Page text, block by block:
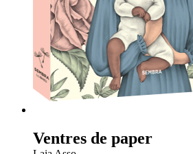
Ventres de paper